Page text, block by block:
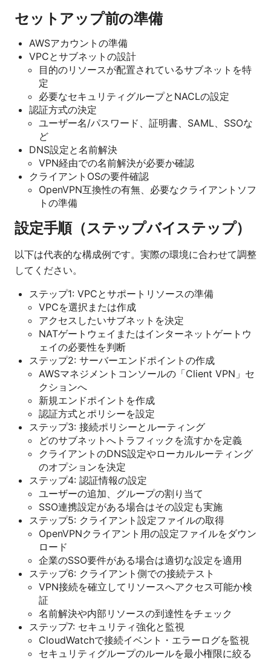
セットアップ前の準備
AWSアカウントの準備
VPCとサブネットの設計
目的のリソースが配置されているサブネットを特
定
必要なセキュリティグループとNACLの設定
認証方式の決定
ユーザー名/パスワード、証明書、SAML、SSOな
ど
DNS設定と名前解決
VPN経由での名前解決が必要か確認
クライアントOSの要件確認
OpenVPN互換性の有無、必要なクライアントソフ
トの準備
設定手順（ステップバイステップ）
以下は代表的な構成例です。実際の環境に合わせて調整
してください。
ステップ1: VPCとサポートリソースの準備
VPCを選択または作成
アクセスしたいサブネットを決定
NATゲートウェイまたはインターネットゲートウ
ェイの必要性を判断
ステップ2: サーバーエンドポイントの作成
AWSマネジメントコンソールの「Client VPN」セ
クションへ
新規エンドポイントを作成
認証方式とポリシーを設定
ステップ3: 接続ポリシーとルーティング
どのサブネットへトラフィックを流すかを定義
クライアントのDNS設定やローカルルーティング
のオプションを決定
ステップ4: 認証情報の設定
ユーザーの追加、グループの割り当て
SSO連携設定がある場合はその設定も実施
ステップ5: クライアント設定ファイルの取得
OpenVPNクライアント用の設定ファイルをダウン
ロード
企業のSSO要件がある場合は適切な設定を適用
ステップ6: クライアント側での接続テスト
VPN接続を確立してリソースへアクセス可能か検
証
名前解決や内部リソースの到達性をチェック
ステップ7: セキュリティ強化と監視
CloudWatchで接続イベント・エラーログを監視
セキュリティグループのルールを最小権限に絞る